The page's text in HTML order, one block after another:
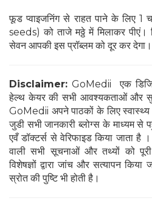
फूड प्वाइजनिंग से राहत पाने के लिए
seeds) को ताजे मठ्ठे में मिलाकर
सेवन आपकी इस प्रॉब्लम को दूर कर देगा।
Disclaimer: GoMedii एक
हेल्थ केयर की सभी आवश्यकताओं और
GoMedii अपने पाठकों के लिए
जुडी सभी जानकारी ब्लोग्स के माध्यम से
एवँ डॉक्टर्स से वेरिफाइड किया जाता है
वाली सभी सूचनाओं और तथ्यों को
विशेषज्ञों द्वारा जांच और सत्यापन
स्रोत की पुष्टि भी होती है।